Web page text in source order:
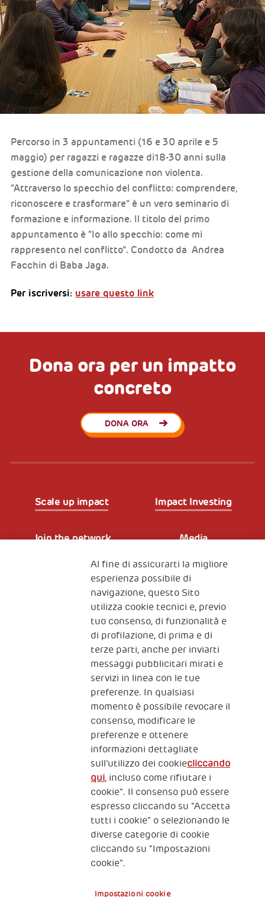
Percorso in 3 appuntamenti (16 e 30 aprile e 5
maggio) per ragazzi e ragazze di18-30 anni sulla
gestione della comunicazione non violenta.
“Attraverso lo specchio del conflitto: comprendere,
riconoscere e trasformare” è un vero seminario di
formazione e informazione. Il titolo del primo
appuntamento è “Io allo specchio: come mi
rappresento nel conflitto”. Condotto da Andrea
Facchin di Baba Jaga.
Per iscriversi: usare questo link
Dona ora per un impatto
concreto
DONA ORA
Scale up impact Impact Investing
Join the network Media
Iscriviti alla newsletter
Fondazione
The Human Safety Net
CONTATTACI
2, Piazza Duca degli Abruzzi 34132
Trieste Italy
Fiscal code (Italy) 90017740326
VAT code 01372940328
Privacy & GDPR Policy cookies
Al fine di assicurarti la migliore
esperienza possibile di
navigazione, questo Sito
utilizza cookie tecnici e, previo
tuo consenso, di funzionalità e
di profilazione, di prima e di
terze parti, anche per inviarti
messaggi pubblicitari mirati e
servizi in linea con le tue
preferenze. In qualsiasi
momento è possibile revocare il
consenso, modificare le
preferenze e ottenere
informazioni dettagliate
sull’utilizzo dei cookiecliccando
qui, incluso come rifiutare i
cookie". Il consenso può essere
espresso cliccando su “Accetta
tutti i cookie” o selezionando le
diverse categorie di cookie
cliccando su “Impostazioni
cookie”.
Impostazioni cookie